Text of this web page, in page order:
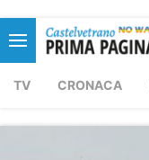
TV CRONACA